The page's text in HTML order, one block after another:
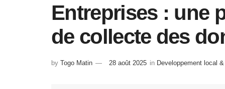
Entreprises : une
de collecte des
by Togo Matin 28 août 2025 in Developpement local